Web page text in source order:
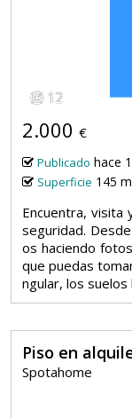
12
2.000 €
Publicado hace
Superficie 145
Encuentra, visita
seguridad.
os haciendo
que puedas
ngular, los suelos
Piso en
Spotahome